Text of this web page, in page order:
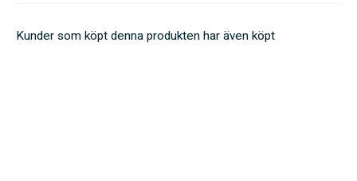
Kunder som köpt denna produkten har även köpt